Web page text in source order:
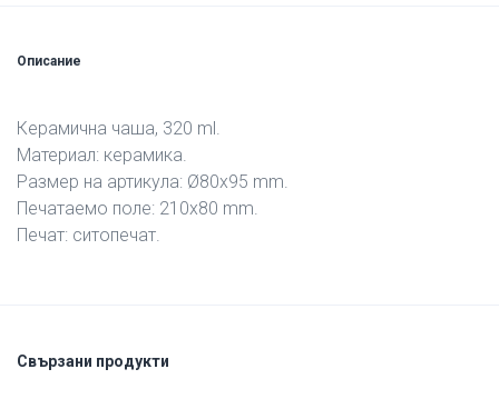
Описание
Керамична чаша, 320 ml.
Материал: керамика.
Размер на артикула: Ø80х95 mm.
Печатаемо поле: 210х80 mm.
Печат: ситопечат.
Свързани продукти